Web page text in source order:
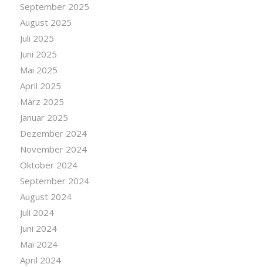
September 2025
August 2025
Juli 2025
Juni 2025
Mai 2025
April 2025
März 2025
Januar 2025
Dezember 2024
November 2024
Oktober 2024
September 2024
August 2024
Juli 2024
Juni 2024
Mai 2024
April 2024